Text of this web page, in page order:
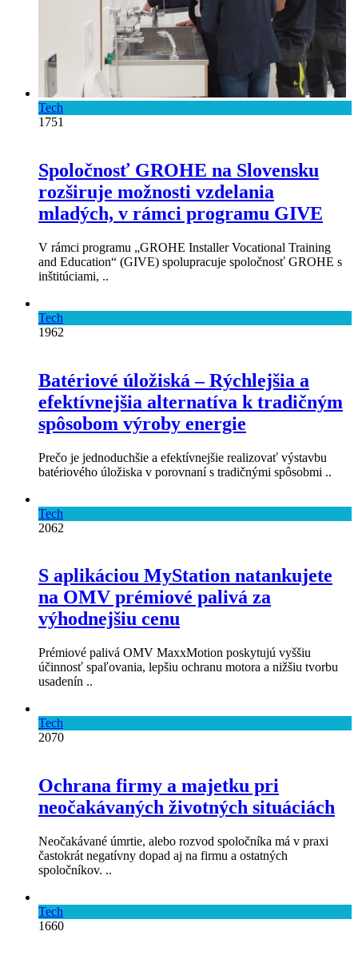
Tech
1751
Spoločnosť GROHE na Slovensku
rozširuje možnosti vzdelania
mladých, v rámci programu GIVE
V rámci programu „GROHE Installer Vocational Training
and Education“ (GIVE) spolupracuje spoločnosť GROHE s
inštitúciami, ..
Tech
1962
Batériové úložiská – Rýchlejšia a
efektívnejšia alternatíva k tradičným
spôsobom výroby energie
Prečo je jednoduchšie a efektívnejšie realizovať výstavbu
batériového úložiska v porovnaní s tradičnými spôsobmi ..
Tech
2062
S aplikáciou MyStation natankujete
na OMV prémiové palivá za
výhodnejšiu cenu
Prémiové palivá OMV MaxxMotion poskytujú vyššiu
účinnosť spaľovania, lepšiu ochranu motora a nižšiu tvorbu
usadenín ..
Tech
2070
Ochrana firmy a majetku pri
neočakávaných životných situáciách
Neočakávané úmrtie, alebo rozvod spoločníka má v praxi
častokrát negatívny dopad aj na firmu a ostatných
spoločníkov. ..
Tech
1660